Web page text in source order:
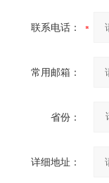
联系电话：
常用邮箱：
省份：
详细地址：